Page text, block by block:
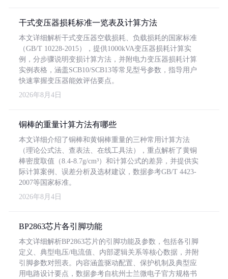
干式变压器损耗标准一览表及计算方法
本文详细解析干式变压器空载损耗、负载损耗的国家标准
（GB/T 10228-2015），提供1000kVA变压器损耗计算实
例，分步骤说明变损计算方法，并附电力变压器损耗计算
实例表格，涵盖SCB10/SCB13等常见型号参数，指导用户
快速掌握变压器能效评估要点。
2026年8月4日
铜棒的重量计算方法有哪些
本文详细介绍了铜棒和黄铜棒重量的三种常用计算方法
（理论公式法、查表法、在线工具法），重点解析了黄铜
棒密度取值（8.4-8.7g/cm³）和计算公式的差异，并提供实
际计算案例、误差分析及选材建议，数据参考GB/T 4423-
2007等国家标准。
2026年8月4日
BP2863芯片各引脚功能
本文详细解析BP2863芯片的引脚功能及参数，包括各引脚
定义、典型电压/电流值、内部逻辑关系等核心数据，并附
引脚参数对照表。内容涵盖驱动配置、保护机制及典型应
用电路设计要点，数据参考自杭州士兰微电子官方规格书